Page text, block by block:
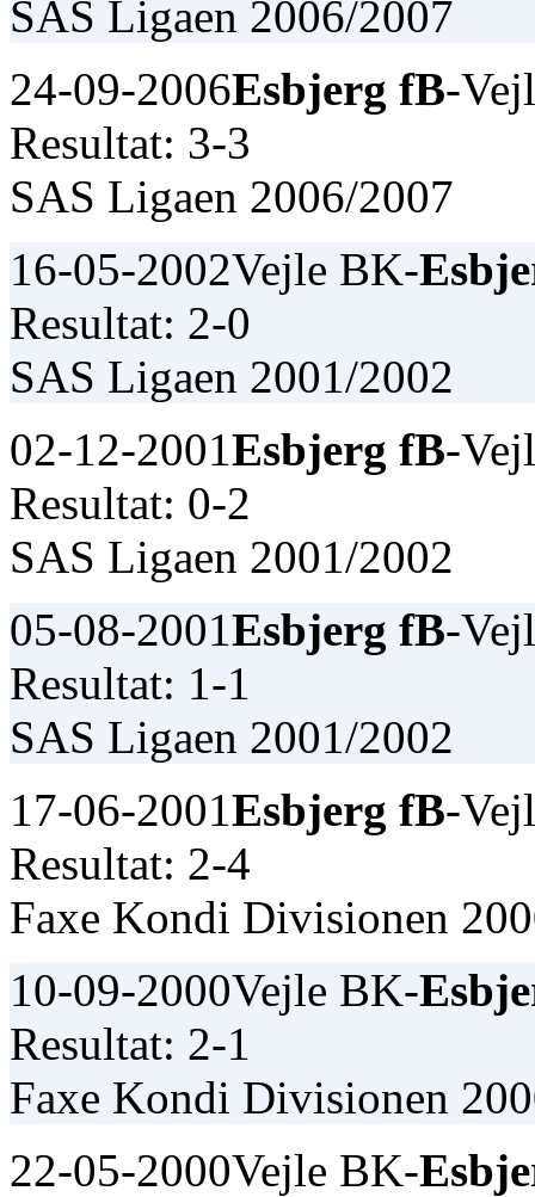
SAS Ligaen 2006/2007
24-09-2006Esbjerg fB-
Resultat: 3-3
SAS Ligaen 2006/2007
16-05-2002Vejle BK-
Resultat: 2-0
SAS Ligaen 2001/2002
02-12-2001Esbjerg fB-
Resultat: 0-2
SAS Ligaen 2001/2002
05-08-2001Esbjerg fB-
Resultat: 1-1
SAS Ligaen 2001/2002
17-06-2001Esbjerg fB-
Resultat: 2-4
Faxe Kondi Divisionen
10-09-2000Vejle BK-
Resultat: 2-1
Faxe Kondi Divisionen
22-05-2000Vejle BK-